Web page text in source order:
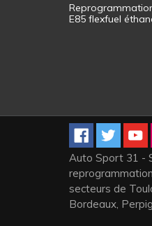
E85 flexfuel
Auto Sport 31 -
secteurs de
Bordeaux,